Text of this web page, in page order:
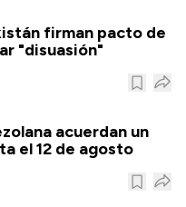
firman pacto de
"disuasión"
acuerdan un
el 12 de agosto